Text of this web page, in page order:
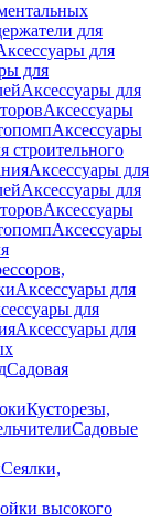
для
для
для
Аксессуары для
Аксессуары
Аксессуары
строительного
Аксессуары для
Аксессуары для
Аксессуары
Аксессуары
Аксессуары для
для
Аксессуары для
Садовая
Кусторезы,
Садовые
Сеялки,
высокого